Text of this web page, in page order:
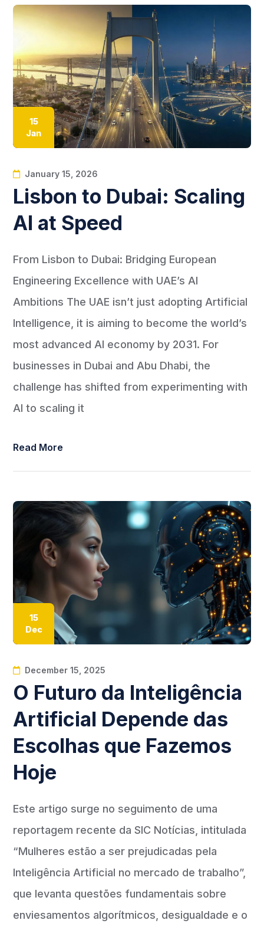
15
Jan
January 15, 2026
Lisbon to Dubai: Scaling
AI at Speed
From Lisbon to Dubai: Bridging European
Engineering Excellence with UAE’s AI
Ambitions The UAE isn’t just adopting Artificial
Intelligence, it is aiming to become the world’s
most advanced AI economy by 2031. For
businesses in Dubai and Abu Dhabi, the
challenge has shifted from experimenting with
AI to scaling it
Read More
15
Dec
December 15, 2025
O Futuro da Inteligência
Artificial Depende das
Escolhas que Fazemos
Hoje
Este artigo surge no seguimento de uma
reportagem recente da SIC Notícias, intitulada
“Mulheres estão a ser prejudicadas pela
Inteligência Artificial no mercado de trabalho”,
que levanta questões fundamentais sobre
enviesamentos algorítmicos, desigualdade e o